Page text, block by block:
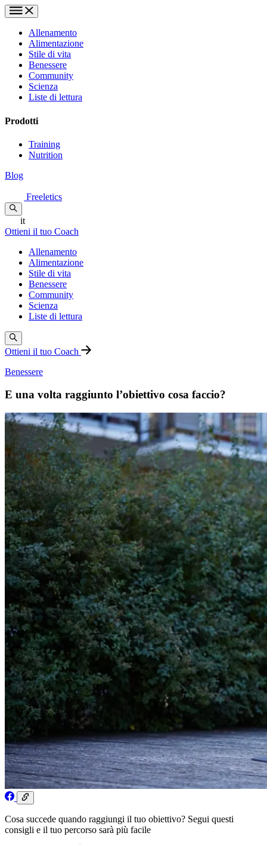
Allenamento
Alimentazione
Stile di vita
Benessere
Community
Scienza
Liste di lettura
Prodotti
Training
Nutrition
Blog
Freeletics
it
Ottieni il tuo Coach
Allenamento
Alimentazione
Stile di vita
Benessere
Community
Scienza
Liste di lettura
Ottieni il tuo Coach
Benessere
E una volta raggiunto l’obiettivo cosa faccio?
Cosa succede quando raggiungi il tuo obiettivo? Segui questi
consigli e il tuo percorso sarà più facile